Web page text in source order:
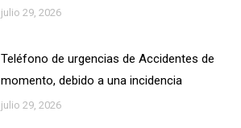
julio 29, 2026
Teléfono de urgencias de Accidentes de
momento, debido a una incidencia
julio 29, 2026